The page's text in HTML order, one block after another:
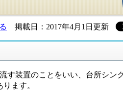
掲載日：2017年4月1日更新
す装置のことをいい、台所シン
ます。